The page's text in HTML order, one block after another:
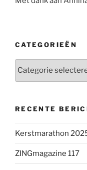
CATEGORIEËN
RECENTE
Kerstmarathon
ZINGmagazine 117